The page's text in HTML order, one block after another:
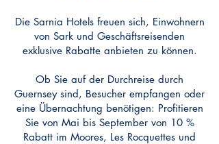
Die Sarnia Hotels freuen sich, Einwohnern
von Sark und Geschäftsreisenden
exklusive Rabatte anbieten zu können.
Ob Sie auf der Durchreise durch
Guernsey sind, Besucher empfangen oder
eine Übernachtung benötigen: Profitieren
Sie von Mai bis September von 10 %
Rabatt im Moores, Les Rocquettes und